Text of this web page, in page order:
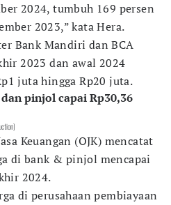
2024, tumbuh 169 persen
2023,” kata Hera.
Bank Mandiri dan BCA
2023 dan awal 2024
juta hingga Rp20 juta.
pinjol capai Rp30,36
Keuangan (OJK) mencatat
di bank & pinjol mencapai
2024.
di perusahaan pembiayaan